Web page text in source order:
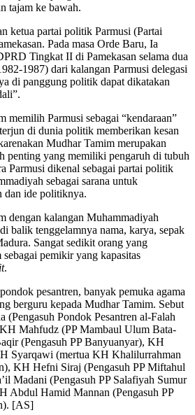
tajam ke bawah.
ketua partai politik Parmusi (Partai
Pada masa Orde Baru, Ia
Tingkat II di Pamekasan selama dua
1987) dari kalangan Parmusi delegasi
di panggung politik dapat dikatakan
memilih Parmusi sebagai “kendaraan”
di dunia politik memberikan kesan
Mudhar Tamim merupakan
penting yang memiliki pengaruh di tubuh
Parmusi dikenal sebagai partai politik
sebagai sarana untuk
dan ide politiknya.
dengan kalangan Muhammadiyah
balik tenggelamnya nama, karya, sepak
Sangat sedikit orang yang
pemikir yang kapasitas
.
pesantren, banyak pemuka agama
berguru kepada Mudhar Tamim. Sebut
Pondok Pesantren al-Falah
Mahfudz (PP Mambaul Ulum Bata-
(Pengasuh PP Banyuanyar), KH
Syarqawi (mertua KH Khalilurrahman
KH Hefni Siraj (Pengasuh PP Miftahul
Madani (Pengasuh PP Salafiyah Sumur
Abdul Hamid Mannan (Pengasuh PP
[AS]